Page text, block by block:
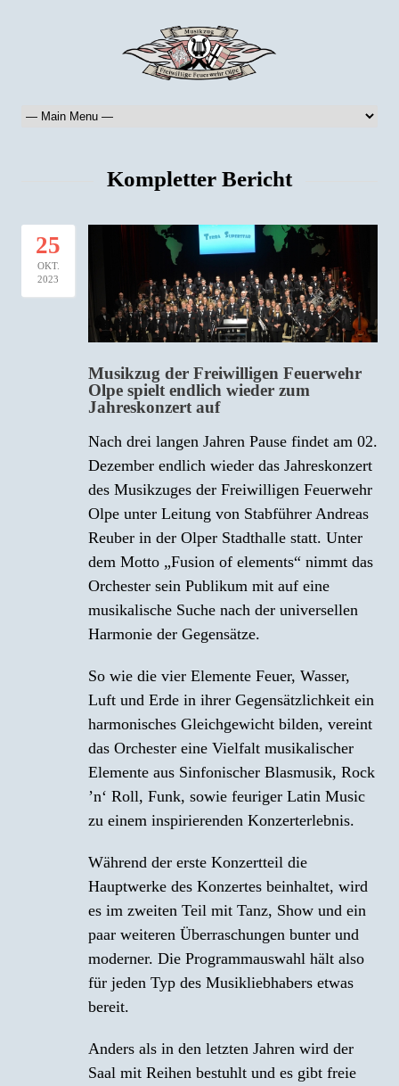
Kompletter Bericht
25
OKT.
2023
Musikzug der Freiwilligen Feuerwehr
Olpe spielt endlich wieder zum
Jahreskonzert auf
Nach drei langen Jahren Pause findet am 02.
Dezember endlich wieder das Jahreskonzert
des Musikzuges der Freiwilligen Feuerwehr
Olpe unter Leitung von Stabführer Andreas
Reuber in der Olper Stadthalle statt. Unter
dem Motto „Fusion of elements“ nimmt das
Orchester sein Publikum mit auf eine
musikalische Suche nach der universellen
Harmonie der Gegensätze.
So wie die vier Elemente Feuer, Wasser,
Luft und Erde in ihrer Gegensätzlichkeit ein
harmonisches Gleichgewicht bilden, vereint
das Orchester eine Vielfalt musikalischer
Elemente aus Sinfonischer Blasmusik, Rock
’n‘ Roll, Funk, sowie feuriger Latin Music
zu einem inspirierenden Konzerterlebnis.
Während der erste Konzertteil die
Hauptwerke des Konzertes beinhaltet, wird
es im zweiten Teil mit Tanz, Show und ein
paar weiteren Überraschungen bunter und
moderner. Die Programmauswahl hält also
für jeden Typ des Musikliebhabers etwas
bereit.
Anders als in den letzten Jahren wird der
Saal mit Reihen bestuhlt und es gibt freie